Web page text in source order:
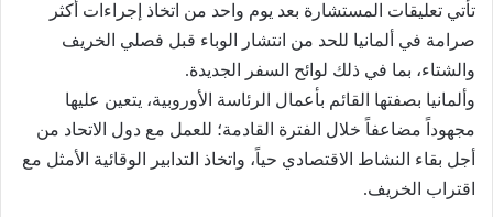
تأتي تعليقات المستشارة بعد يوم واحد من اتخاذ إجراءات أكثر
صرامة في ألمانيا للحد من انتشار الوباء قبل فصلي الخريف
والشتاء، بما في ذلك لوائح السفر الجديدة.
وألمانيا بصفتها القائم بأعمال الرئاسة الأوروبية، يتعين عليها
مجهوداً مضاعفاً خلال الفترة القادمة؛ للعمل مع دول الاتحاد من
أجل بقاء النشاط الاقتصادي حياً، واتخاذ التدابير الوقائية الأمثل مع
اقتراب الخريف.